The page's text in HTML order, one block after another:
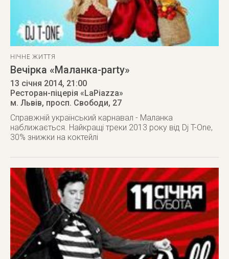
НІЧНЕ ЖИТТЯ
Вечірка «Маланка-party»
13 січня 2014, 21:00
Ресторан-піцерія «LaPiazza»
м. Львів, просп. Свободи, 27
Справжній український карнавал - Маланка
наближається. Найкращі треки 2013 року від Dj T-One,
30% знижки на коктейлі